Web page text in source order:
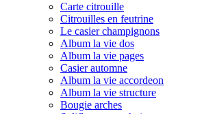
Carte citrouille
Citrouilles en feutrine
Le casier champignons
Album la vie dos
Album la vie pages
Casier automne
Album la vie accordeon
Album la vie structure
Bougie arches